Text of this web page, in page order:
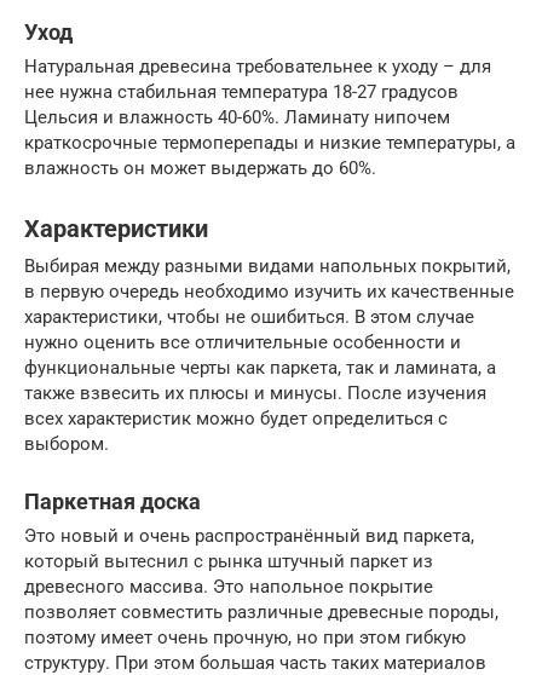
Уход
Натуральная древесина требовательнее к уходу – для
нее нужна стабильная температура 18-27 градусов
Цельсия и влажность 40-60%. Ламинату нипочем
краткосрочные термоперепады и низкие температуры, а
влажность он может выдержать до 60%.
Характеристики
Выбирая между разными видами напольных покрытий,
в первую очередь необходимо изучить их качественные
характеристики, чтобы не ошибиться. В этом случае
нужно оценить все отличительные особенности и
функциональные черты как паркета, так и ламината, а
также взвесить их плюсы и минусы. После изучения
всех характеристик можно будет определиться с
выбором.
Паркетная доска
Это новый и очень распространённый вид паркета,
который вытеснил с рынка штучный паркет из
древесного массива. Это напольное покрытие
позволяет совместить различные древесные породы,
поэтому имеет очень прочную, но при этом гибкую
структуру. При этом большая часть таких материалов